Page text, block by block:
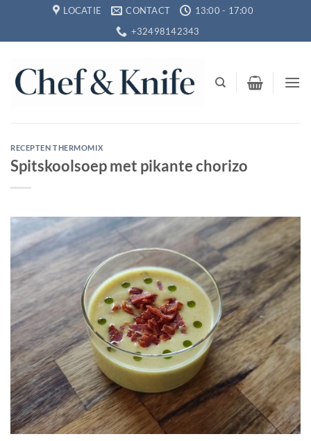
inhoud
LOCATIE CONTACT
13:00 - 17:00
+32498142343
RECEPTEN THERMOMIX
Spitskoolsoep met pikante chorizo